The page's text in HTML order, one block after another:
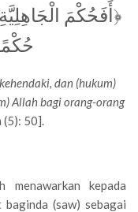
﴿أَفَحُكْمَ
dan (hukum)
Allah bagi orang-orang
50].
menawarkan kepada
(saw) sebagai